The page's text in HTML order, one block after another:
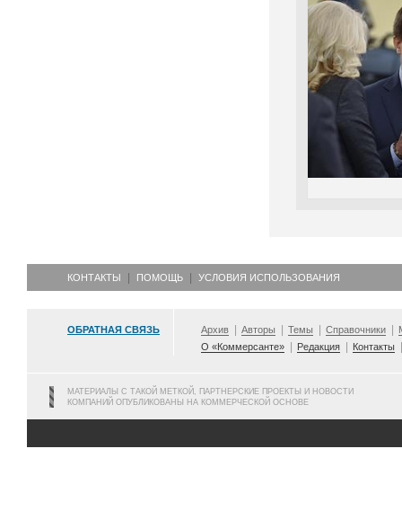
КОНТАКТЫ ПОМОЩЬ УСЛОВИЯ ИСПОЛЬЗОВАНИЯ
ОБРАТНАЯ СВЯЗЬ Архив Авторы Темы Справочники
О «Коммерсанте»
Редакция Контакты
МАТЕРИАЛЫ С ТАКОЙ МЕТКОЙ, ПАРТНЕРСКИЕ ПРОЕКТЫ И НОВОСТИ
КОМПАНИЙ ОПУБЛИКОВАНЫ НА КОММЕРЧЕСКОЙ ОСНОВЕ